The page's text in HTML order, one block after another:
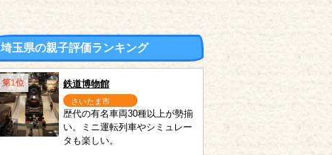
埼玉県の親子評価ランキング
第1位 鉄道博物館
さいたま市
歴代の有名車両30種以上が勢揃
い。ミニ運転列車やシミュレー
タも楽しい。